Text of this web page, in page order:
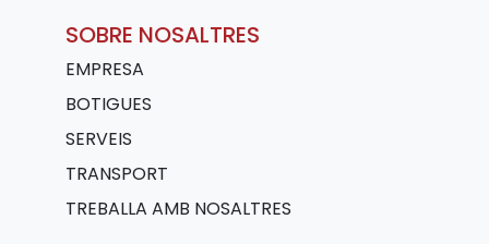
SOBRE NOSALTRES
EMPRESA
BOTIGUES
SERVEIS
TRANSPORT
TREBALLA AMB NOSALTRES